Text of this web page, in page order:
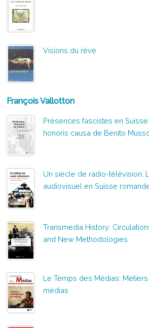
Visions du rêve
François Vallotton
Présences fascistes en
honoris causa de Benito
Un siècle de radio-télévision.
audiovisuel en Suisse
Transmedia History:
and New Methodologies
Le Temps des Médias:
médias